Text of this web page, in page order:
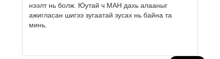
нээлт нь болж. Юутай ч МАН дахь алааныг
ажигласан шигээ зугаатай зусах нь байна та
минь.